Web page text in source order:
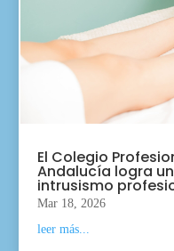
El Colegio
Andalucía logra
intrusismo
Mar 18, 2026
leer más...